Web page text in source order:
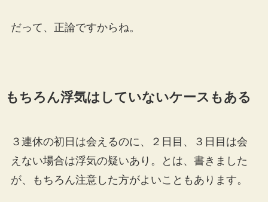
だって、正論ですからね。
もちろん浮気はしていないケースもある
３連休の初日は会えるのに、２日目、３日目は会
えない場合は浮気の疑いあり。とは、書きました
が、もちろん注意した方がよいこともあります。